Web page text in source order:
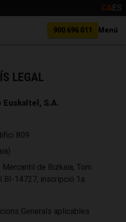
CAES
900 696 011 Menú
LEGAL
S.A.
809
de Bizkaia, Tom
BI-14727, inscripció 1a.
Generals aplicables